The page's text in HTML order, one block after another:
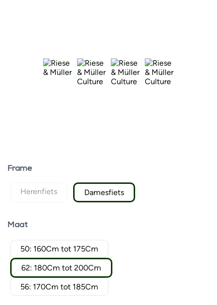
Frame
Herenfiets Damesfiets
Maat
50: 160Cm tot 175Cm
62: 180Cm tot 200Cm
56: 170Cm tot 185Cm